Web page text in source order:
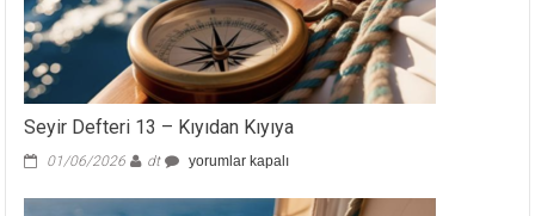
Seyir Defteri 13 – Kıyıdan Kıyıya
01/06/2026 dt
Seyir
13
yorumlar kapalı